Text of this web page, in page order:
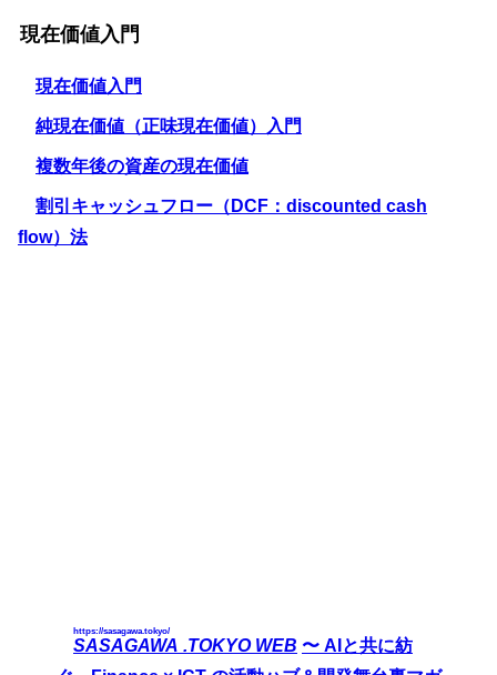
現在価値入門
現在価値入門
純現在価値（正味現在価値）入門
複数年後の資産の現在価値
割引キャッシュフロー（DCF：discounted cash
flow）法
SASAGAWA .TOKYO WEB
https://sasagawa.tokyo/
〜 AIと共に紡